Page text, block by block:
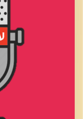
ווסטברוק נותן, ארון
רבע3: טייריס
עידן